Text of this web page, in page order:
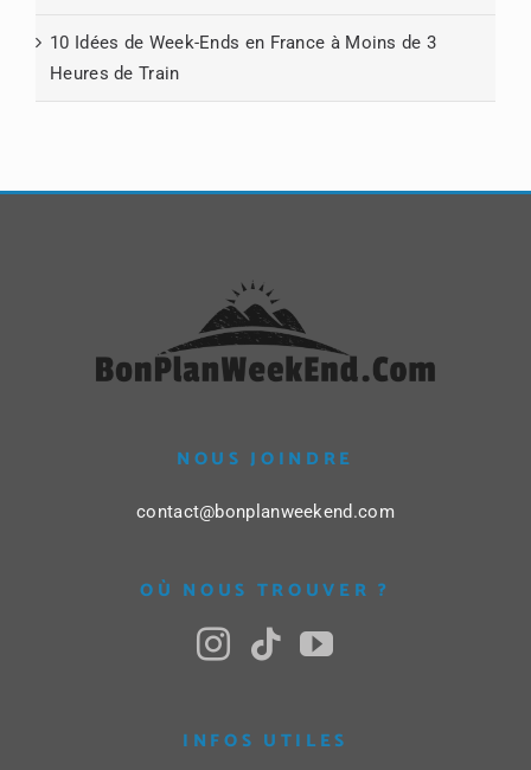
10 Idées de Week-Ends en France à Moins de 3
Heures de Train
NOUS JOINDRE
contact@bonplanweekend.com
OÙ NOUS TROUVER ?
INFOS UTILES